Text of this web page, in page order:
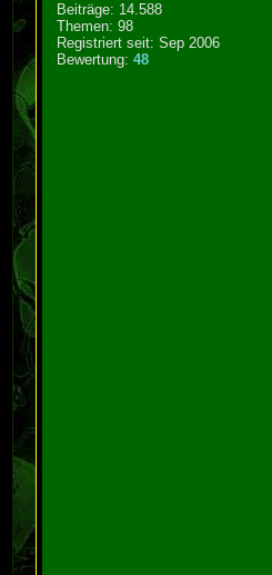
Beiträge: 14.588
Themen: 98
Registriert seit: Sep 2006
Bewertung:48